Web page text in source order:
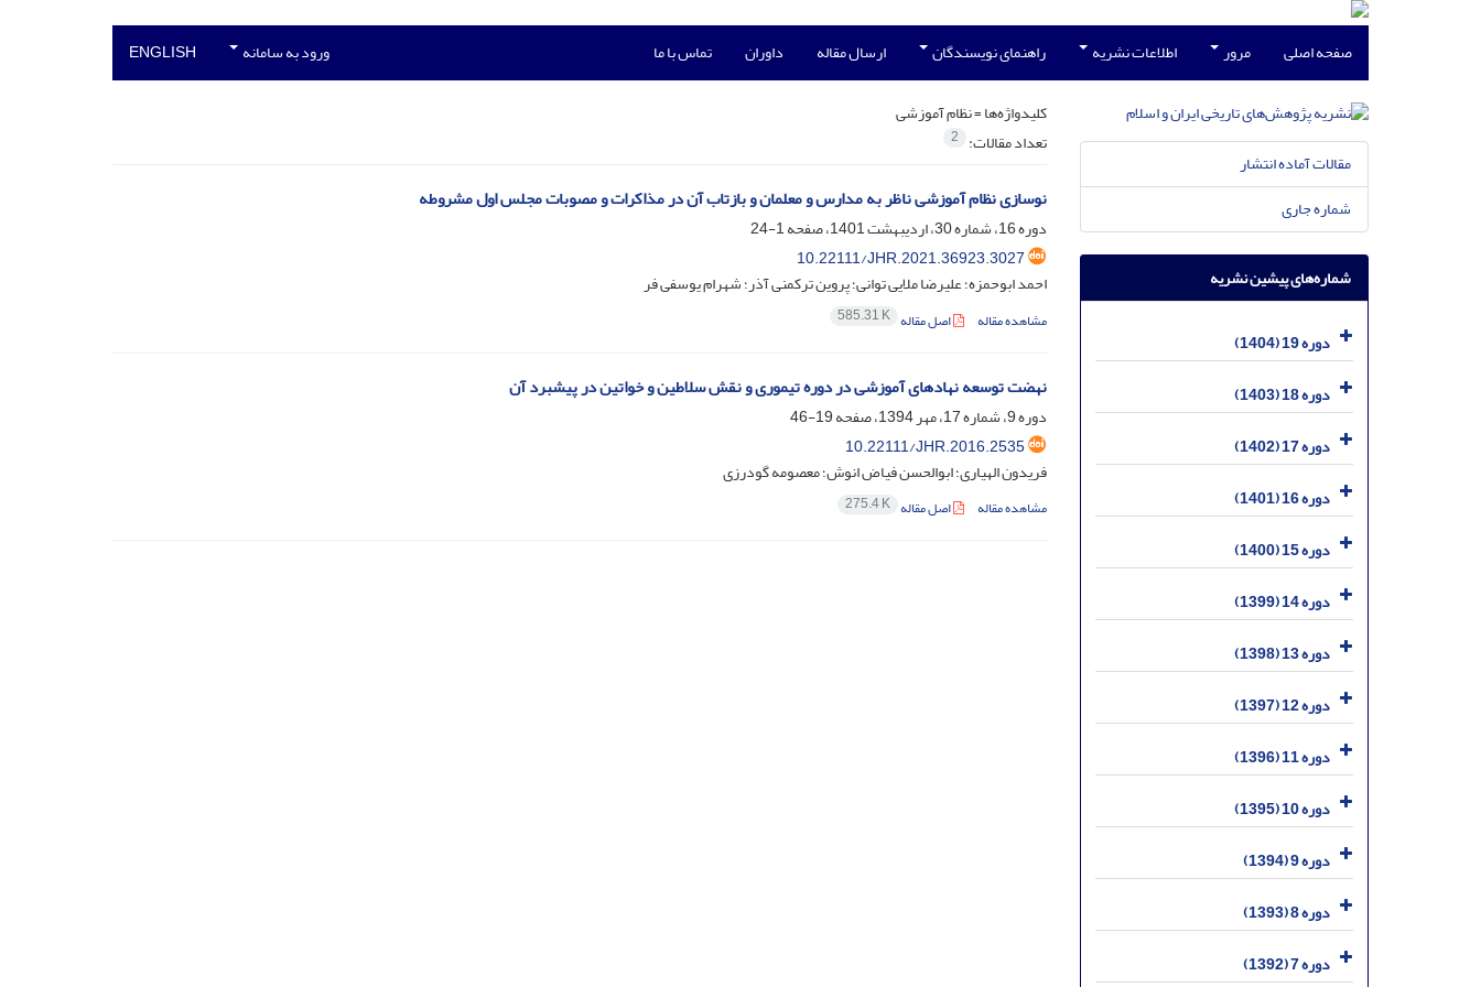
صفحه اصلی مرور اطلاعات نشریه راهنمای نویسندگان ارسال مقاله داوران تماس با ما ورود به سامانه ENGLISH
کلیدواژه‌ها =نظام آموزشی
تعداد مقالات: 2
نوسازی نظام آموزشی ناظر به مدارس و معلمان و بازتاب آن در مذاکرات و مصوبات مجلس اول مشروطه
دوره 16، شماره 30، اردیبهشت 1401، صفحه
1-24
10.22111/JHR.2021.36923.3027
احمد ابوحمزه؛ علیرضا ملایی توانی؛ پروین ترکمنی آذر؛ شهرام یوسفی فر
مشاهده مقاله اصل مقاله 585.31 K
نهضت توسعه نهادهای آموزشی در دوره تیموری و نقش سلاطین و خواتین در پیشبرد آن
دوره 9، شماره 17، مهر 1394، صفحه
19-46
10.22111/JHR.2016.2535
فریدون الهیاری؛ ابوالحسن فیاض انوش؛ معصومه گودرزی
مشاهده مقاله اصل مقاله 275.4 K
مقالات آماده انتشار
شماره جاری
شماره‌های پیشین نشریه
دوره 19 (1404)
دوره 18 (1403)
دوره 17 (1402)
دوره 16 (1401)
دوره 15 (1400)
دوره 14 (1399)
دوره 13 (1398)
دوره 12 (1397)
دوره 11 (1396)
دوره 10 (1395)
دوره 9 (1394)
دوره 8 (1393)
دوره 7 (1392)